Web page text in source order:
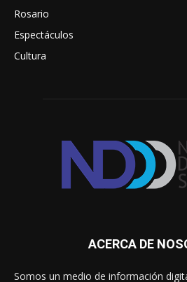
Rosario
Espectáculos
Cultura
ACERCA DE
Somos un medio de información